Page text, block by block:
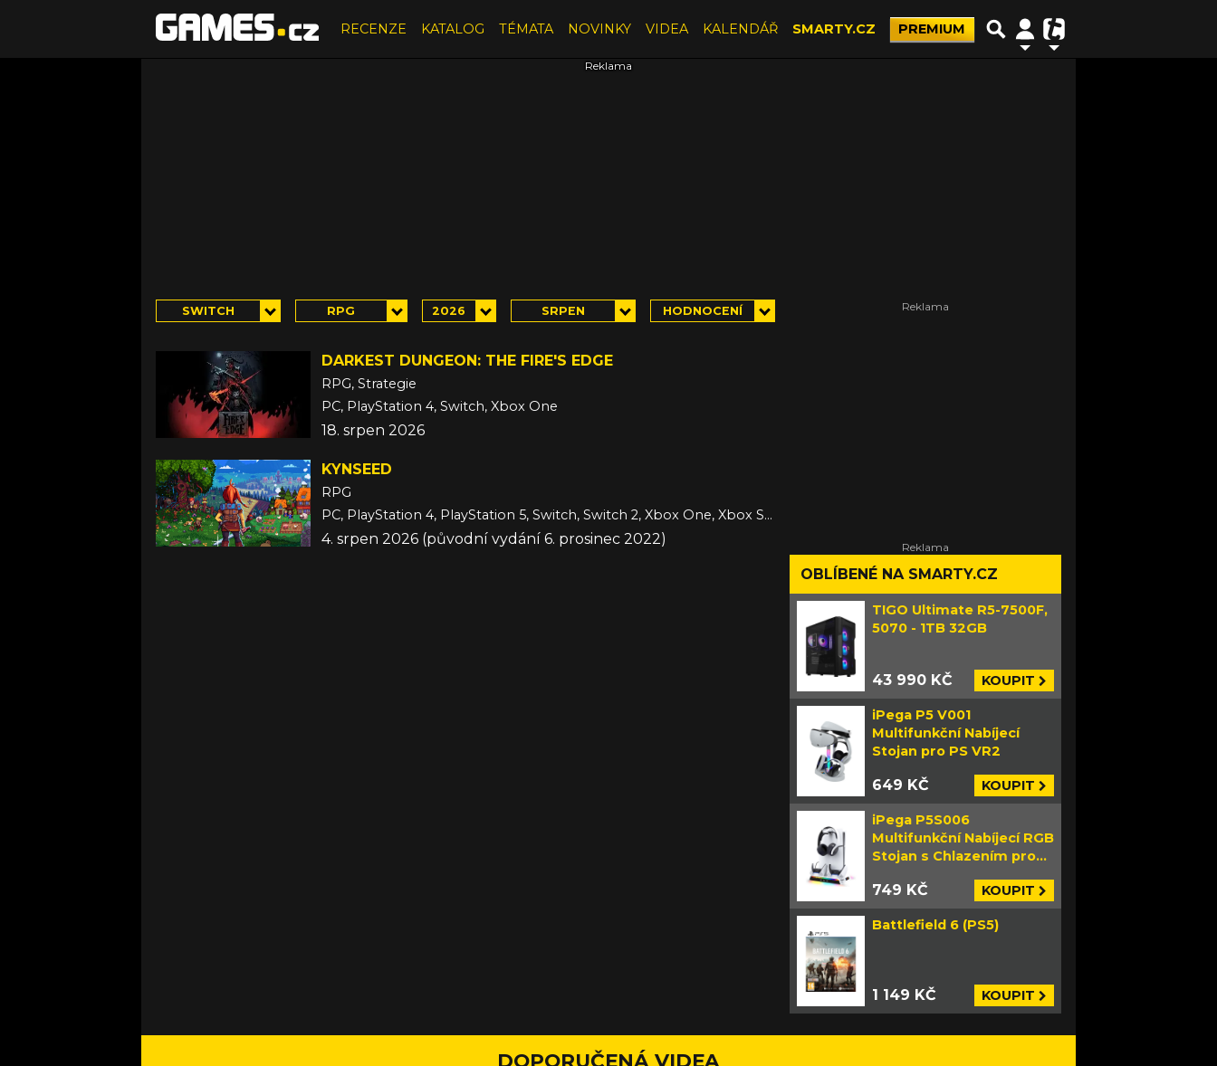
RECENZE KATALOG TÉMATA NOVINKY VIDEA KALENDÁŘ SMARTY.CZ PREMIUM
SWITCH RPG 2026 SRPEN HODNOCENÍ
DARKEST DUNGEON: THE FIRE'S EDGE
RPG, Strategie
PC, PlayStation 4, Switch, Xbox One
18. srpen 2026
KYNSEED
RPG
PC, PlayStation 4, PlayStation 5, Switch, Switch 2, Xbox One, Xbox Series
4. srpen 2026 (původní vydání 6. prosinec 2022)
OBLÍBENÉ NA SMARTY.CZ
TIGO Ultimate R5-7500F,
5070 - 1TB 32GB
43 990 KČ KOUPIT
iPega P5 V001
Multifunkční Nabíjecí
Stojan pro PS VR2
649 KČ KOUPIT
iPega P5S006
Multifunkční Nabíjecí RGB
Stojan s Chlazením pro
749 KČ KOUPIT
Battlefield 6 (PS5)
1 149 KČ KOUPIT
DOPORUČENÁ VIDEA